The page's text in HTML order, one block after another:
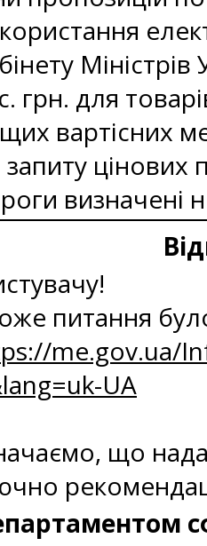
грн. для
вартісних
цінових
визначені
питання
me.gov.ua/
UA
що